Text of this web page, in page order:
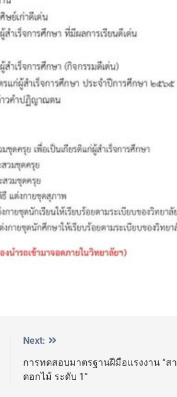
Next:
การทดสอบมาตรฐานฝีมือแรงงาน “ส
ดอกไม้ ระดับ 1”